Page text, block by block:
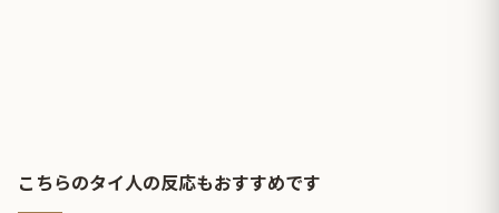
こちらのタイ人の反応もおすすめです